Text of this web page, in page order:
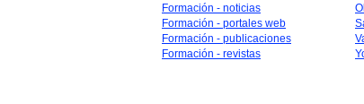
Formación - noticias
Formación - portales web
Formación - publicaciones
Formación - revistas